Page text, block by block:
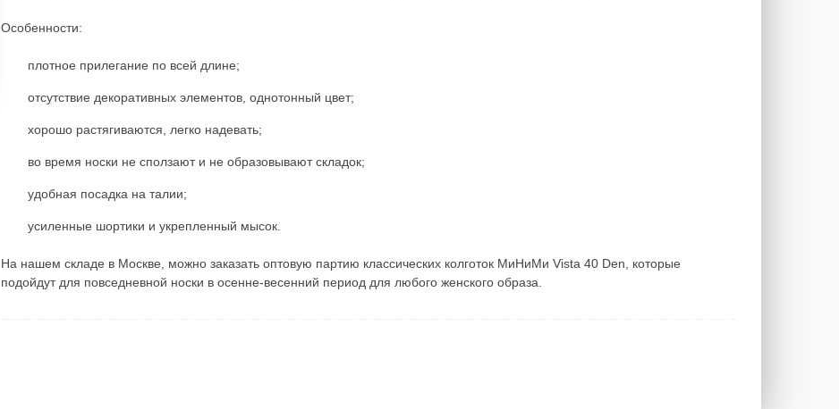
Особенности:
плотное прилегание по всей длине;
отсутствие декоративных элементов, однотонный цвет;
хорошо растягиваются, легко надевать;
во время носки не сползают и не образовывают складок;
удобная посадка на талии;
усиленные шортики и укрепленный мысок.
На нашем складе в Москве, можно заказать оптовую партию классических колготок МиНиМи Vista 40 Den, которые
подойдут для повседневной носки в осенне-весенний период для любого женского образа.